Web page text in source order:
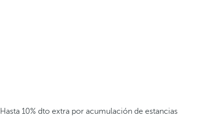
Hasta 10% dto extra por acumulación de estancias